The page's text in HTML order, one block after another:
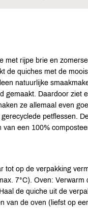
met rijpe brie en
de quiches met de
natuurlijke
gemaakt. Daardoor ziet
ze allemaal even
petflessen.
van een 100%
tot op de verpakking
7°C). Oven: Verwarm
de quiche uit de
van de oven (liefst op